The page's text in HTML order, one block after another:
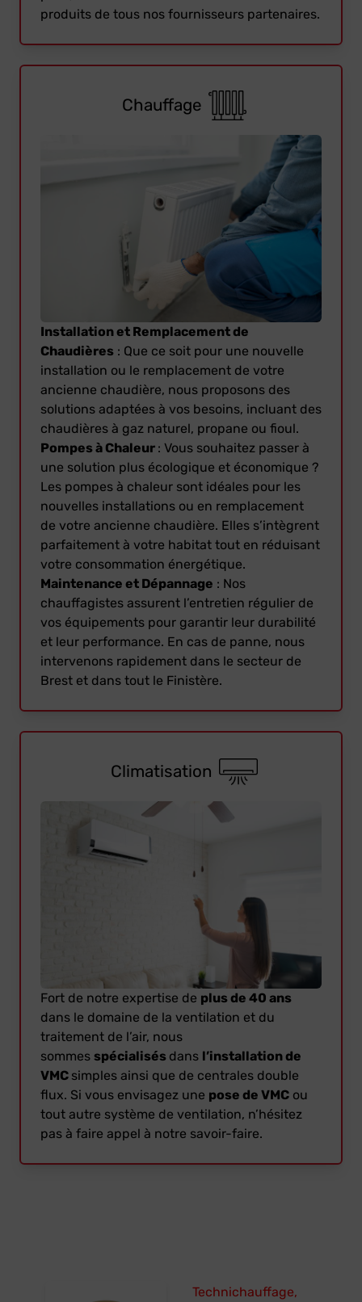
produits de tous nos fournisseurs partenaires.
Chauffage
Installation et Remplacement de
Chaudières : Que ce soit pour une nouvelle
installation ou le remplacement de votre
ancienne chaudière, nous proposons des
solutions adaptées à vos besoins, incluant des
chaudières à gaz naturel, propane ou fioul.
Pompes à Chaleur : Vous souhaitez passer à
une solution plus écologique et économique ?
Les pompes à chaleur sont idéales pour les
nouvelles installations ou en remplacement
de votre ancienne chaudière. Elles s’intègrent
parfaitement à votre habitat tout en réduisant
votre consommation énergétique.
Maintenance et Dépannage : Nos
chauffagistes assurent l’entretien régulier de
vos équipements pour garantir leur durabilité
et leur performance. En cas de panne, nous
intervenons rapidement dans le secteur de
Brest et dans tout le Finistère.
Climatisation
Fort de notre expertise de plus de 40 ans
dans le domaine de la ventilation et du
traitement de l’air, nous
sommes spécialisés dans l’installation de
VMC simples ainsi que de centrales double
flux. Si vous envisagez une pose de VMC ou
tout autre système de ventilation, n’hésitez
pas à faire appel à notre savoir-faire.
Technichauffage,